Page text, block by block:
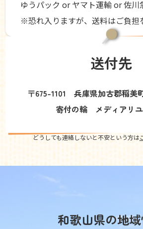
ゆうパック or ヤマト運輸 or 佐川
※恐れ入りますが、送料はご負担
送付先
〒675-1101 兵庫県加古郡稲美
寄付の輪 メディアリ
どうしても連絡しないと不安という方は
和歌山県の地